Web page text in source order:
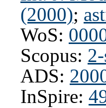
(2000);
WoS:
Scopus:
ADS:
InSpire: